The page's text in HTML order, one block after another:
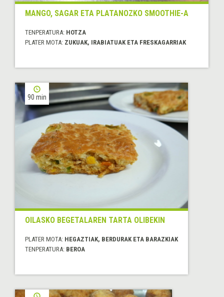
MANGO, SAGAR ETA PLATANOZKO SMOOTHIE-A
TENPERATURA: HOTZA
PLATER MOTA: ZUKUAK, IRABIATUAK ETA FRESKAGARRIAK
90 min
OILASKO BEGETALAREN TARTA OLIBEKIN
PLATER MOTA: HEGAZTIAK, BERDURAK ETA BARAZKIAK
TENPERATURA: BEROA